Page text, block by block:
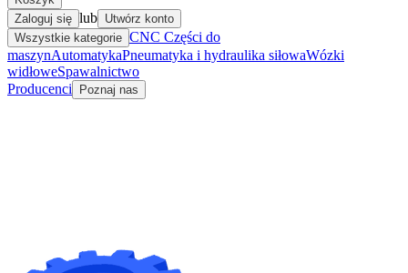
Zaloguj się lub Utwórz konto
Wszystkie kategorie CNC Części do
maszynAutomatykaPneumatyka i hydraulika siłowaWózki
widłoweSpawalnictwo
Producenci
Poznaj nas